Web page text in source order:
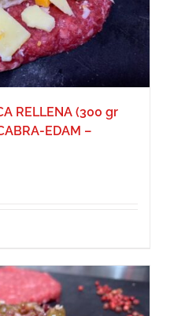
RELLENA (300 gr
EDAM –